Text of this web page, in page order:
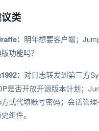
类
： 明年想要客户端；
功能吗？
： 对日志转发到第三方
是否开放开源版本计划；
式代填账号密码；会话管
组件。